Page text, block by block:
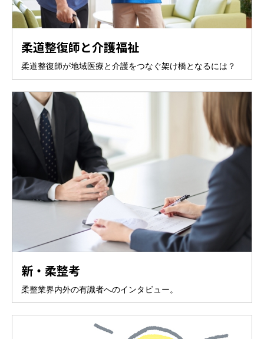
柔道整復師と介護福祉
柔道整復師が地域医療と介護をつなぐ架け橋となるには？
新・柔整考
柔整業界内外の有識者へのインタビュー。